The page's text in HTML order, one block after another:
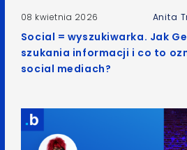
08 kwietnia 2026 Anita
Social = wyszukiwarka. Jak
szukania informacji i co to
social mediach?